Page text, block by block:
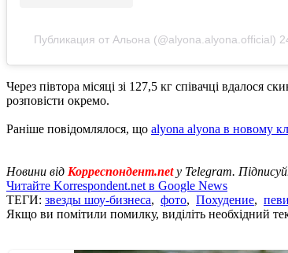
Публикация от Альона (@alyona.alyona.official)
Через півтора місяці зі 127,5 кг співачці вдалося
розповісти окремо.
Раніше повідомлялося, що alyona alyona в новому
Новини від Корреспондент.net у Telegram.
Читайте Korrespondent.net в Google News
ТЕГИ: звезды шоу-бизнеса, фото, Похудение,
Якщо ви помітили помилку, виділіть необхідний